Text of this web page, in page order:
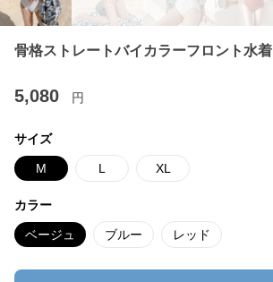
骨格ストレートバイカラーフロント水着
5,080 円
サイズ
M L XL
カラー
ベージュ ブルー レッド